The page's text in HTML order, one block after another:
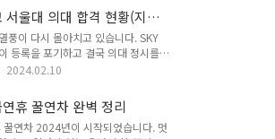
오가는 셔틀버스입니다. 2) 공항 ..
, 인천공항 주차는 전쟁입니다. 자칫
려면 빙글빙글 한없이 공항 주차장을
데요. 다행히 인천 공항은 각 주차
하고 있는데요. 각 주차장별 주차 가
할 수 있기 때문에 해당 주차장의 해
다. 공항으로 이동하는 차 안에서
차 가능..
서울대 의대 합격 현황(지역
풍이 다시 몰아치고 있습니다. SKY
등록을 포기하고 결국 의대 정시를
의대를 준비하는 학생들이 점점 더
이 상황에서 입시 문턱에 선 학생들이
하네요. 2024 전국 고등학교 서울대
2024 전국 고등학교 및 지역 서울대
2024.02.10
휴 꿀연차 완벽 정리
연차 2024년이 시작되었습니다. 멋